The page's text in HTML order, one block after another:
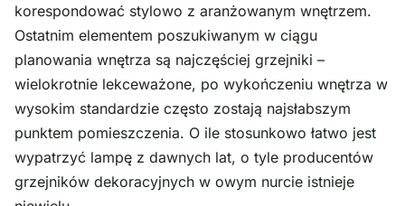
korespondować stylowo z aranżowanym wnętrzem.
Ostatnim elementem poszukiwanym w ciągu
planowania wnętrza są najczęściej grzejniki –
wielokrotnie lekceważone, po wykończeniu wnętrza w
wysokim standardzie często zostają najsłabszym
punktem pomieszczenia. O ile stosunkowo łatwo jest
wypatrzyć lampę z dawnych lat, o tyle producentów
grzejników dekoracyjnych w owym nurcie istnieje